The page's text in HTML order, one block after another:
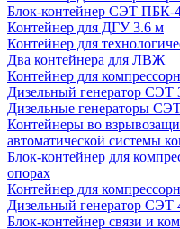
Блок-контейнер СЭТ ПБК-
Контейнер для ДГУ 3.6 м
Контейнер для
Два контейнера для ЛВЖ
Контейнер для
Дизельный генератор СЭТ
Дизельные генераторы
Контейнеры во
автоматической системы
Блок-контейнер для
опорах
Контейнер для
Дизельный генератор СЭТ
Блок-контейнер связи и